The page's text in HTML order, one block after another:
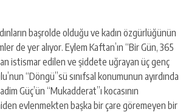
başrolde olduğu ve kadın özgürlüğünün
de yer alıyor. Eylem Kaftan’ın “Bir Gün, 365
istismar edilen ve şiddete uğrayan üç genç
“Döngü”sü sınıfsal konumunun ayırdında
Güç’ün “Mukadderat”ı kocasının
evlenmekten başka bir çare göremeyen bir